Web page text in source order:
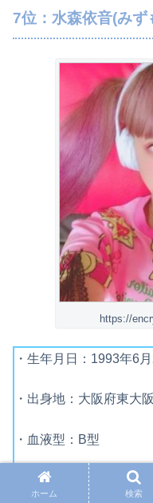
7位：水森依音(みず
https://
・生年月日：1993年6
・出身地：大阪府東大
・血液型：B型
・趣 味：コスプレ・
ホーム 検索